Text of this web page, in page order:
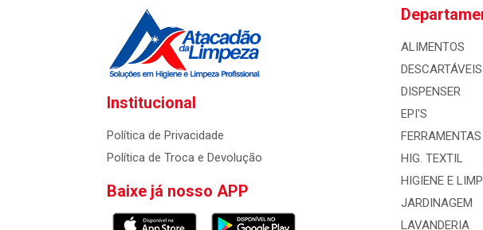
Institucional
Política de Privacidade
Política de Troca e Devolução
Baixe já nosso APP
ALIMENTOS
DISPENSER
EPI'S
FERRAMENTAS
HIG. TEXTIL
HIGIENE E
JARDINAGEM
LAVANDERIA